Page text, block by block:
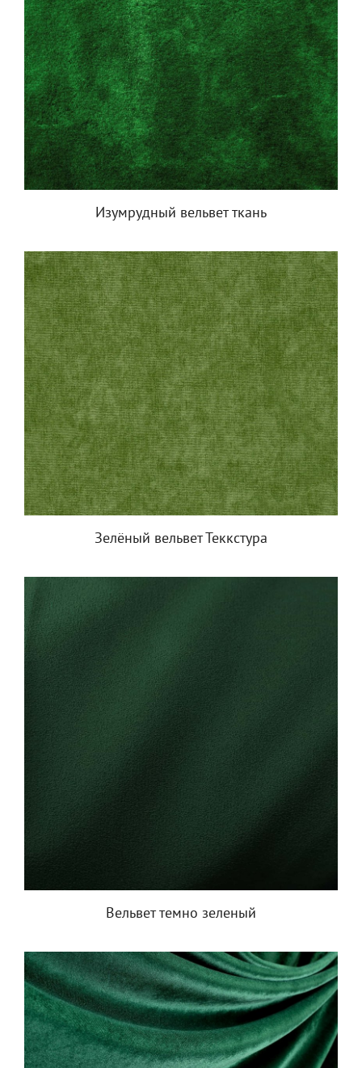
Изумрудный вельвет ткань
Зелёный вельвет Теккстура
Вельвет темно зеленый